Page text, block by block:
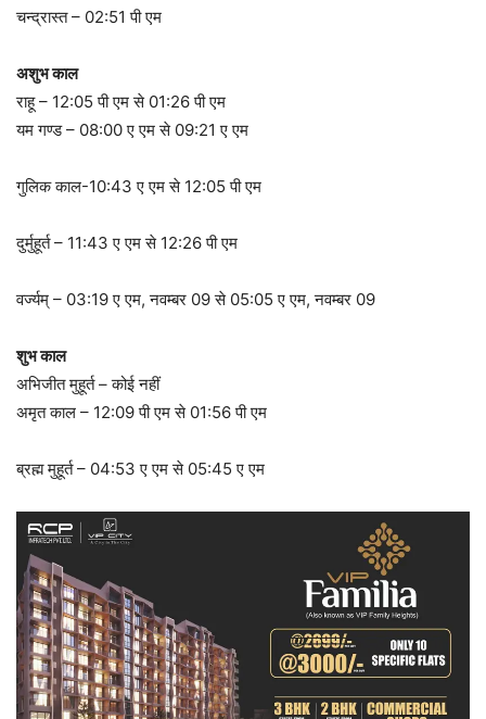
चन्द्रास्त – 02:51 पी एम
अशुभ काल
राहू – 12:05 पी एम से 01:26 पी एम
यम गण्ड – 08:00 ए एम से 09:21 ए एम
गुलिक काल-10:43 ए एम से 12:05 पी एम
दुर्मुहूर्त – 11:43 ए एम से 12:26 पी एम
वर्ज्यम् – 03:19 ए एम, नवम्बर 09 से 05:05 ए एम, नवम्बर 09
शुभ काल
अभिजीत मुहूर्त – कोई नहीं
अमृत काल – 12:09 पी एम से 01:56 पी एम
ब्रह्म मुहूर्त – 04:53 ए एम से 05:45 ए एम